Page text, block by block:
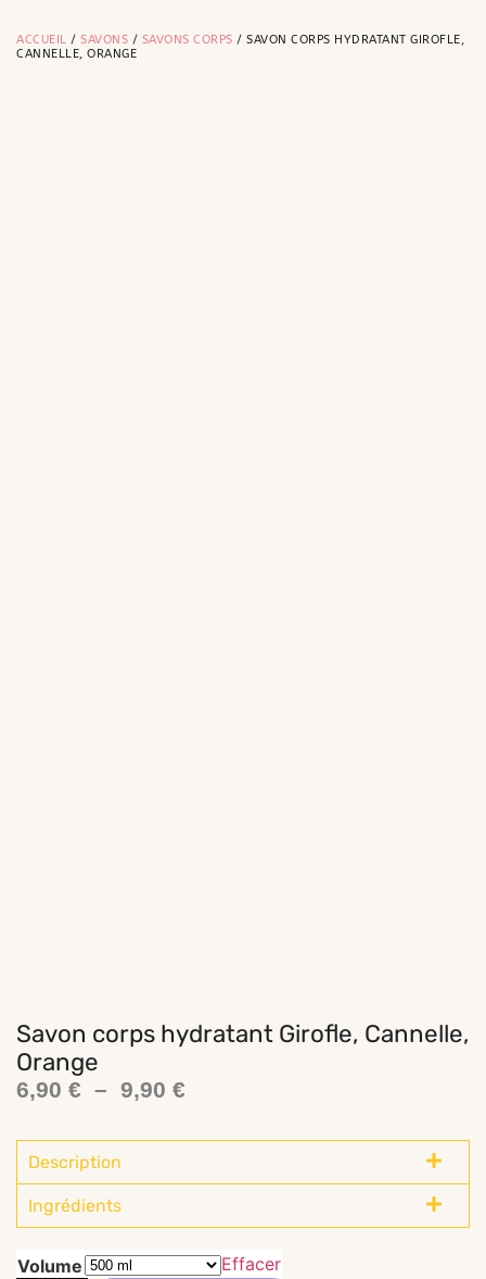
ACCUEIL / SAVONS / SAVONS CORPS / SAVON CORPS HYDRATANT GIROFLE,
CANNELLE, ORANGE
Savon corps hydratant Girofle, Cannelle,
Orange
6,90 € – 9,90 €
Description
Ingrédients
Volume Effacer